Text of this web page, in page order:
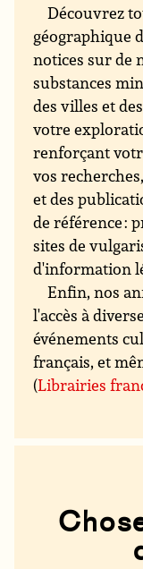
Découvrez
géographique
notices sur de
substances
des villes et
votre
renforçant
vos
et des
de référence :
sites de
d'information
Enfin, nos
l'accès à
événements
français, et
(Librairies